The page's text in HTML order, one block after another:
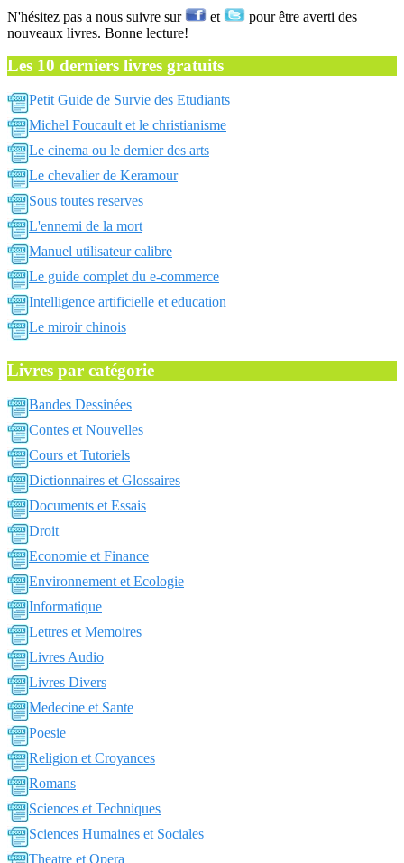
N'hésitez pas a nous suivre sur et
pour être averti des
nouveaux livres. Bonne lecture!
Les 10 derniers livres gratuits
Petit Guide de Survie des Etudiants
Michel Foucault et le christianisme
Le cinema ou le dernier des arts
Le chevalier de Keramour
Sous toutes reserves
L'ennemi de la mort
Manuel utilisateur calibre
Le guide complet du e-commerce
Intelligence artificielle et education
Le miroir chinois
Livres par catégorie
Bandes Dessinées
Contes et Nouvelles
Cours et Tutoriels
Dictionnaires et Glossaires
Documents et Essais
Droit
Economie et Finance
Environnement et Ecologie
Informatique
Lettres et Memoires
Livres Audio
Livres Divers
Medecine et Sante
Poesie
Religion et Croyances
Romans
Sciences et Techniques
Sciences Humaines et Sociales
Theatre et Opera